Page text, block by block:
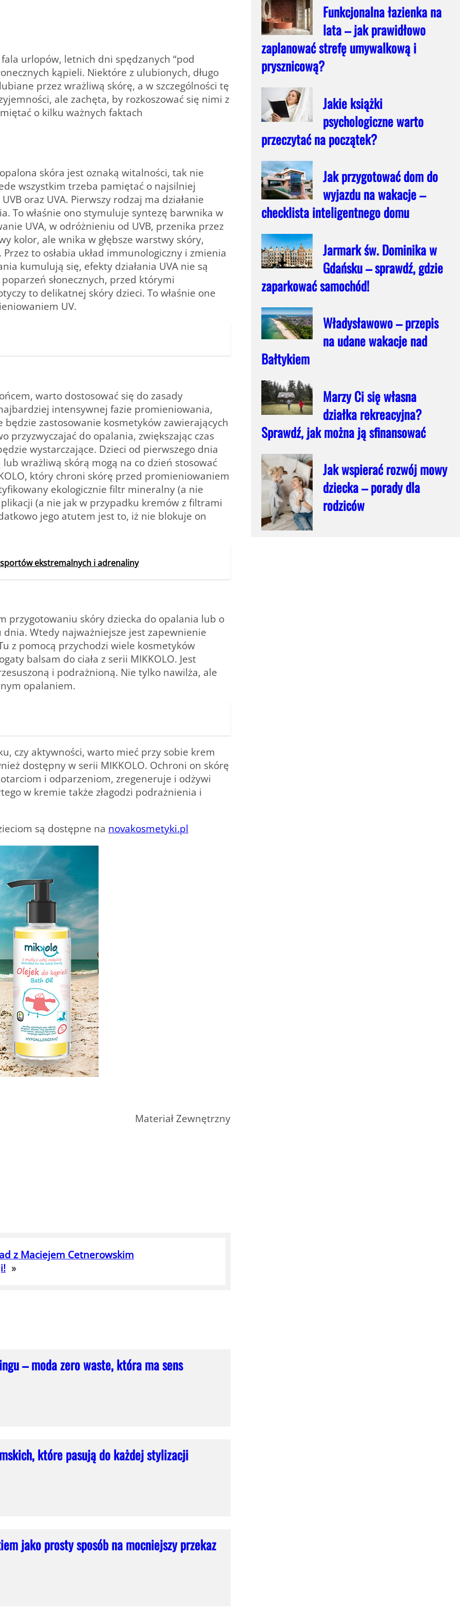
urlopów, letnich dni spędzanych “pod
kąpieli. Niektóre z ulubionych, długo
przez wrażliwą skórę, a w szczególności tę
ale zachęta, by rozkoszować się nimi z
o kilku ważnych faktach
skóra jest oznaką witalności, tak nie
wszystkim trzeba pamiętać o najsilniej
oraz UVA. Pierwszy rodzaj ma działanie
To właśnie ono stymuluje syntezę barwnika w
UVA, w odróżnieniu od UVB, przenika przez
kolor, ale wnika w głębsze warstwy skóry,
to osłabia układ immunologiczny i zmienia
kumulują się, efekty działania UVA nie są
słonecznych, przed którymi
to delikatnej skóry dzieci. To właśnie one
UV.
warto dostosować się do zasady
intensywnej fazie promieniowania,
zastosowanie kosmetyków zawierających
przyzwyczajać do opalania, zwiększając czas
wystarczające. Dzieci od pierwszego dnia
wrażliwą skórą mogą na co dzień stosować
który chroni skórę przed promieniowaniem
ekologicznie filtr mineralny (a nie
(a nie jak w przypadku kremów z filtrami
jego atutem jest to, iż nie blokuje on
ekstremalnych i adrenaliny
przygotowaniu skóry dziecka do opalania lub o
Wtedy najważniejsze jest zapewnienie
z pomocą przychodzi wiele kosmetyków
balsam do ciała z serii MIKKOLO. Jest
i podrażnioną. Nie tylko nawilża, ale
opalaniem.
czy aktywności, warto mieć przy sobie krem
dostępny w serii MIKKOLO. Ochroni on skórę
i odparzeniom, zregeneruje i odżywi
w kremie także złagodzi podrażnienia i
są dostępne na novakosmetyki.pl
Materiał Zewnętrzny
z Maciejem Cetnerowskim
»
– moda zero waste, która ma sens
które pasują do każdej stylizacji
jako prosty sposób na mocniejszy przekaz
Funkcjonalna łazienka na
lata – jak prawidłowo
zaplanować strefę umywalkową i
prysznicową?
Jakie książki
psychologiczne warto
przeczytać na początek?
Jak przygotować dom do
wyjazdu na wakacje –
checklista inteligentnego domu
Jarmark św. Dominika w
Gdańsku – sprawdź, gdzie
zaparkować samochód!
Władysławowo – przepis
na udane wakacje nad
Bałtykiem
Marzy Ci się własna
działka rekreacyjna?
Sprawdź, jak można ją sfinansować
Jak wspierać rozwój mowy
dziecka – porady dla
rodziców